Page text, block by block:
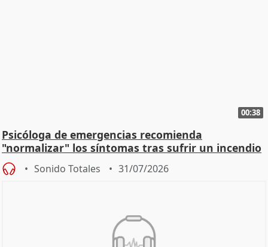
00:38
Psicóloga de emergencias recomienda
"normalizar" los síntomas tras sufrir un incendio
Sonido Totales 31/07/2026